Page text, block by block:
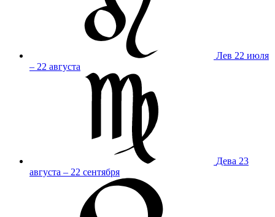
Лев 22 июля
– 22 августа
Дева 23
августа – 22 сентября